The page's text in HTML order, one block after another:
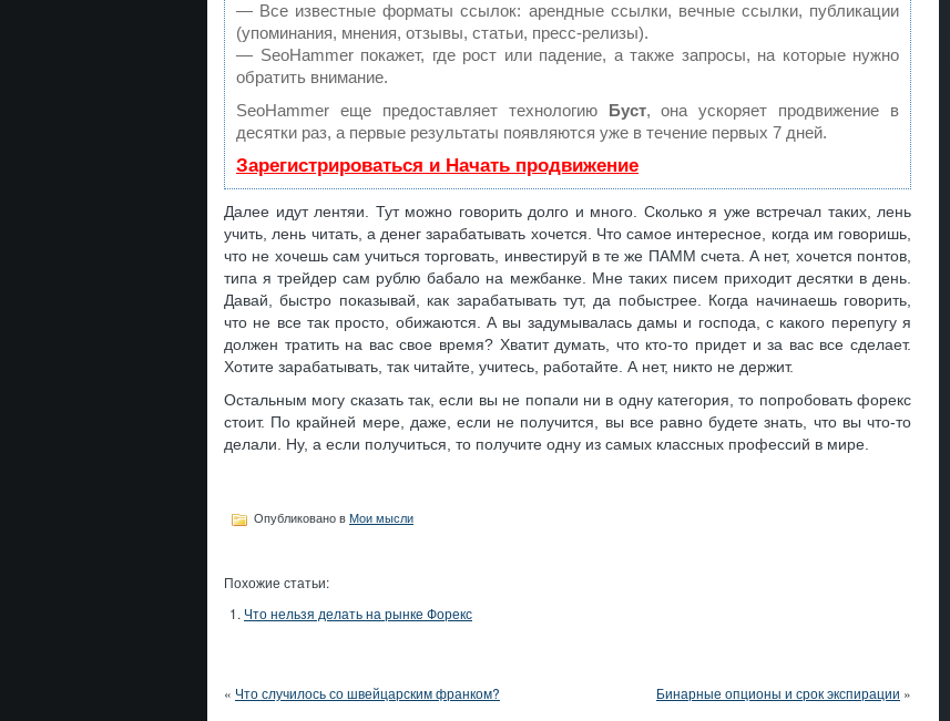
— Все известные форматы ссылок: арендные ссылки, вечные ссылки, публикации
(упоминания, мнения, отзывы, статьи, пресс-релизы).
— SeoHammer покажет, где рост или падение, а также запросы, на которые нужно
обратить внимание.
SeoHammer еще предоставляет технологию Буст, она ускоряет продвижение в
десятки раз, а первые результаты появляются уже в течение первых 7 дней.
Зарегистрироваться и Начать продвижение
Далее идут лентяи. Тут можно говорить долго и много. Сколько я уже встречал таких, лень
учить, лень читать, а денег зарабатывать хочется. Что самое интересное, когда им говоришь,
что не хочешь сам учиться торговать, инвестируй в те же ПАММ счета. А нет, хочется понтов,
типа я трейдер сам рублю бабало на межбанке. Мне таких писем приходит десятки в день.
Давай, быстро показывай, как зарабатывать тут, да побыстрее. Когда начинаешь говорить,
что не все так просто, обижаются. А вы задумывалась дамы и господа, с какого перепугу я
должен тратить на вас свое время? Хватит думать, что кто-то придет и за вас все сделает.
Хотите зарабатывать, так читайте, учитесь, работайте. А нет, никто не держит.
Остальным могу сказать так, если вы не попали ни в одну категория, то попробовать форекс
стоит. По крайней мере, даже, если не получится, вы все равно будете знать, что вы что-то
делали. Ну, а если получиться, то получите одну из самых классных профессий в мире.
Опубликовано в Мои мысли
Похожие статьи:
Что нельзя делать на рынке Форекс
« Что случилось со швейцарским франком? Бинарные опционы и срок экспирации »